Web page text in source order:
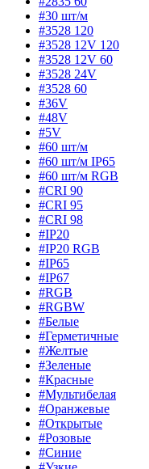
#30 шт/м
#3528 120
#3528 12V 120
#3528 12V 60
#3528 24V
#3528 60
#36V
#48V
#5V
#60 шт/м
#60 шт/м IP65
#60 шт/м RGB
#CRI 90
#CRI 95
#CRI 98
#IP20
#IP20 RGB
#IP65
#IP67
#RGB
#RGBW
#Белые
#Герметичные
#Желтые
#Зеленые
#Красные
#Мультибелая
#Оранжевые
#Открытые
#Розовые
#Синие